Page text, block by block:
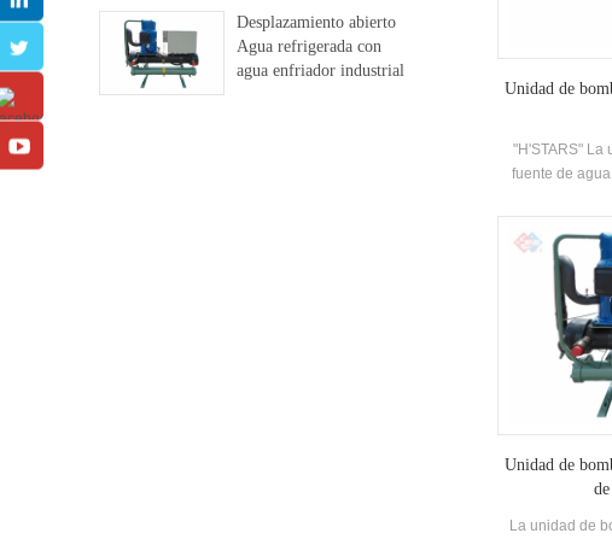
Unidad de
"H'STARS" La
fuente de
reemplazado
puede
enfriamiento
la limpieza y el
calificación
Unidad de
La unidad de
Desplazamiento abierto
Agua refrigerada con
agua enfriador industrial